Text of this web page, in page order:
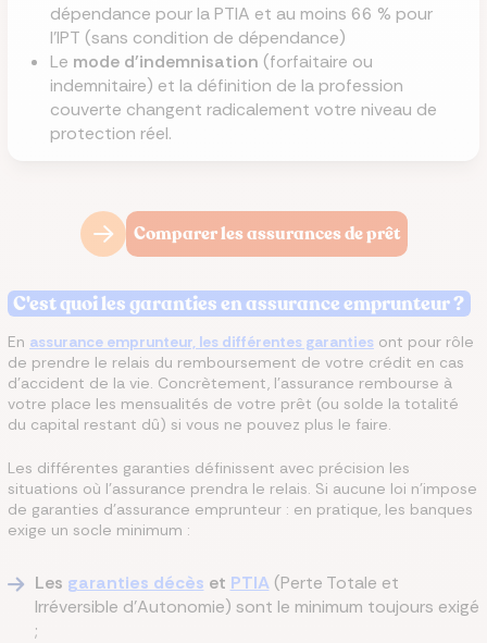
dépendance pour la PTIA et au moins 66 % pour
l'IPT (sans condition de dépendance)
Le mode d'indemnisation (forfaitaire ou
indemnitaire) et la définition de la profession
couverte changent radicalement votre niveau de
protection réel.
Comparer les assurances de prêt
C'est quoi les garanties en assurance emprunteur ?
En assurance emprunteur, les différentes garanties ont pour rôle
de prendre le relais du remboursement de votre crédit en cas
d'accident de la vie. Concrètement, l'assurance rembourse à
votre place les mensualités de votre prêt (ou solde la totalité
du capital restant dû) si vous ne pouvez plus le faire.
Les différentes garanties définissent avec précision les
situations où l'assurance prendra le relais. Si aucune loi n'impose
de garanties d'assurance emprunteur : en pratique, les banques
exige un socle minimum :
Les garanties décès et PTIA (Perte Totale et
Irréversible d'Autonomie) sont le minimum toujours exigé
;